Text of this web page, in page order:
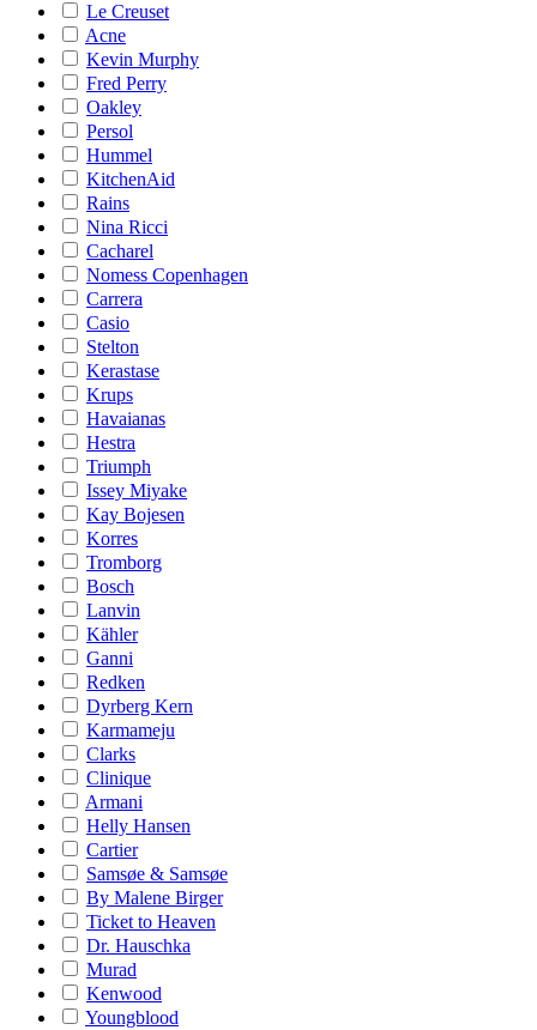
Le Creuset
Acne
Kevin Murphy
Fred Perry
Oakley
Persol
Hummel
KitchenAid
Rains
Nina Ricci
Cacharel
Nomess Copenhagen
Carrera
Casio
Stelton
Kerastase
Krups
Havaianas
Hestra
Triumph
Issey Miyake
Kay Bojesen
Korres
Tromborg
Bosch
Lanvin
Kähler
Ganni
Redken
Dyrberg Kern
Karmameju
Clarks
Clinique
Armani
Helly Hansen
Cartier
Samsøe & Samsøe
By Malene Birger
Ticket to Heaven
Dr. Hauschka
Murad
Kenwood
Youngblood